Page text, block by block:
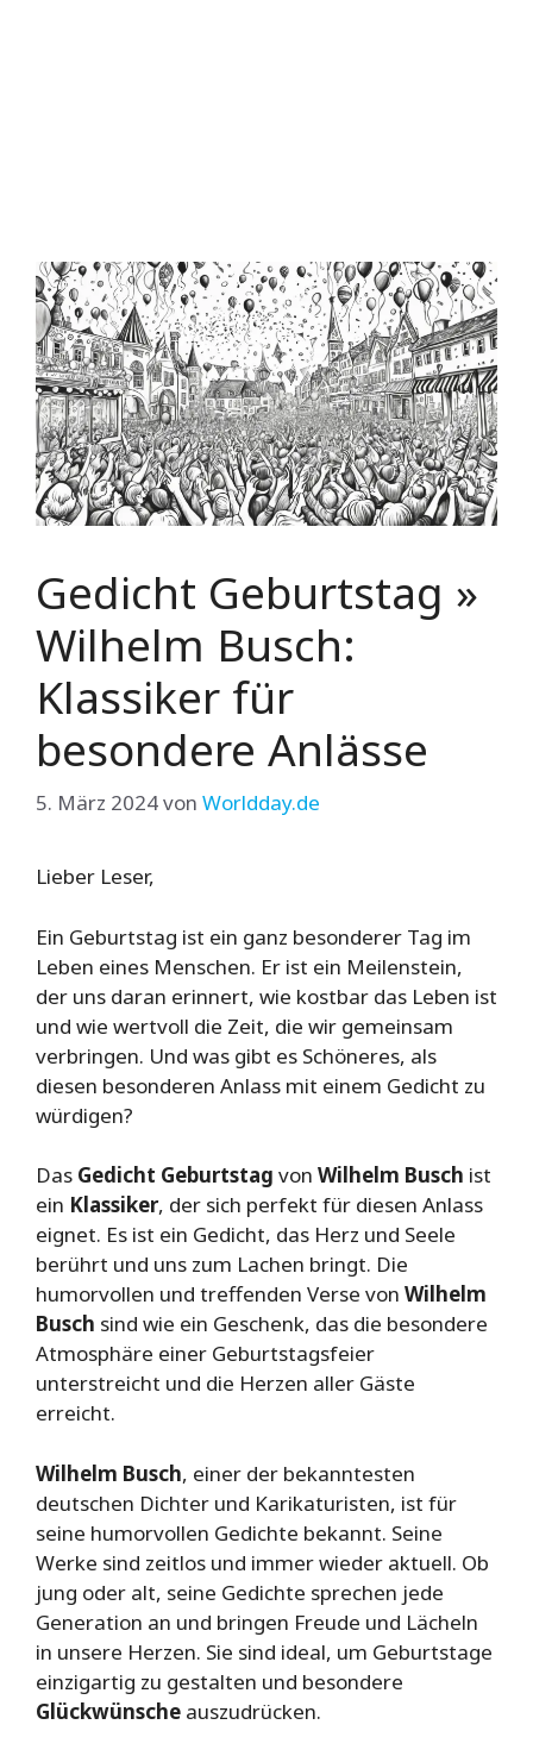
Gedicht Geburtstag »
Wilhelm Busch:
Klassiker für
besondere Anlässe
5. März 2024von Worldday.de
Lieber Leser,
Ein Geburtstag ist ein ganz besonderer Tag im
Leben eines Menschen. Er ist ein Meilenstein,
der uns daran erinnert, wie kostbar das Leben ist
und wie wertvoll die Zeit, die wir gemeinsam
verbringen. Und was gibt es Schöneres, als
diesen besonderen Anlass mit einem Gedicht zu
würdigen?
Das Gedicht Geburtstag von Wilhelm Busch ist
ein Klassiker, der sich perfekt für diesen Anlass
eignet. Es ist ein Gedicht, das Herz und Seele
berührt und uns zum Lachen bringt. Die
humorvollen und treffenden Verse von Wilhelm
Busch sind wie ein Geschenk, das die besondere
Atmosphäre einer Geburtstagsfeier
unterstreicht und die Herzen aller Gäste
erreicht.
Wilhelm Busch, einer der bekanntesten
deutschen Dichter und Karikaturisten, ist für
seine humorvollen Gedichte bekannt. Seine
Werke sind zeitlos und immer wieder aktuell. Ob
jung oder alt, seine Gedichte sprechen jede
Generation an und bringen Freude und Lächeln
in unsere Herzen. Sie sind ideal, um Geburtstage
einzigartig zu gestalten und besondere
Glückwünsche auszudrücken.